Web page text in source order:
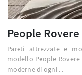
People
Pareti attrezzate e
modello People
moderne di ogni ...